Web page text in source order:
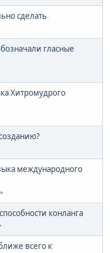
сделать
гласные
Хитромудрого
международного
конланга
всего к